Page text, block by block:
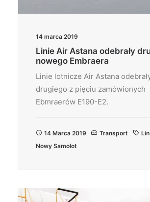
14 marca 2019
Linie Air Astana odebrały
nowego Embraera
Linie lotnicze Air Astana
drugiego z pięciu zamówionych
Ebmraerów E190-E2.
14 Marca 2019 Transport
Nowy Samolot